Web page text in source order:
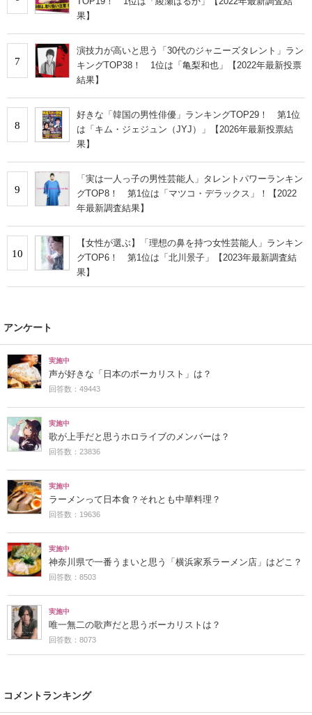
果】
7
​​演技力が高いと思う「30代のジャニーズタレント」ラン
キングTOP38！ 1位は「亀梨和也」【2022年最新投票
結果】
8
好きな「韓国の男性俳優」ランキングTOP29！ 第1位
は「キム・ジェジュン（JYJ）」【2026年最新投票結
果】
9
「実は一人っ子の男性芸能人」タレントパワーランキン
グTOP8！ 第1位は「マツコ・デラックス」！【2022
年最新調査結果】
10
【女性が選ぶ】「理想の鼻を持つ女性芸能人」ランキン
グTOP6！ 第1位は「北川景子」【2023年最新調査結
果】
アンケート
実施中
声が好きな「日本のボーカリスト」は？
回答数：49443
実施中
歌が上手だと思うホロライブのメンバーは？
回答数：23836
実施中
ラーメンって日本食？それとも中華料理？
回答数：19636
実施中
神奈川県で一番うまいと思う「横浜家系ラーメン店」はどこ？
回答数：8503
実施中
唯一無二の歌声だと思うボーカリストは？
回答数：8073
コメントランキング